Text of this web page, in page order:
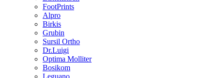
FootPrints
Alpro
Birkis
Grubin
Sursil Ortho
Dr.Luigi
Optima Molliter
Bosikom
Leguano